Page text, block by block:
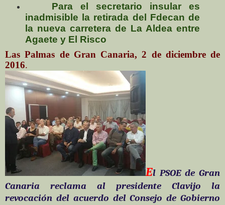
Para el secretario insular es
inadmisible la retirada del Fdecan de
la nueva carretera de La Aldea entre
Agaete y El Risco
Las Palmas de Gran Canaria, 2 de diciembre de
2016.
El PSOE de Gran
Canaria reclama al presidente Clavijo la
revocación del acuerdo del Consejo de Gobierno